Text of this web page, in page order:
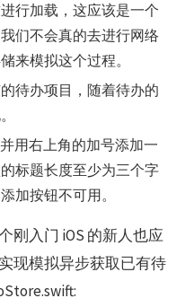
行加载，这应该是一个
们不会真的去进行网络
来模拟这个过程。
待办项目，随着待办的
用右上角的加号添加一
标题长度至少为三个字
加按钮不可用。
刚入门 iOS 的新人也应
现模拟异步获取已有待